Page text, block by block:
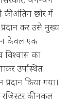
की अंतिम छोर में
कर उसे मुख्य
केवल एक
विश्वास का
उपस्थित
किया गया।
रजिस्टर की नकल